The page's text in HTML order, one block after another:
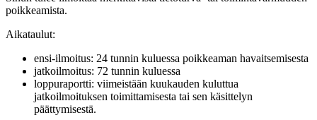
poikkeamista.
Aikataulut:
ensi-ilmoitus: 24 tunnin kuluessa poikkeaman havaitsemisesta
jatkoilmoitus: 72 tunnin kuluessa
loppuraportti: viimeistään kuukauden kuluttua
jatkoilmoituksen toimittamisesta tai sen käsittelyn
päättymisestä.